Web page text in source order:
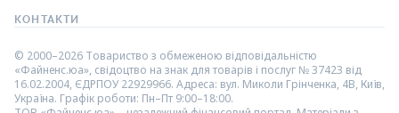
КОНТАКТИ
© 2000–2026 Товариство з обмеженою відповідальністю
«Файненс.юа», свідоцтво на знак для товарів і послуг № 37423 від
16.02.2004, ЄДРПОУ 22929966. Адреса: вул. Миколи Грінченка, 4В, Київ,
Україна. Графік роботи: Пн–Пт 9:00–18:00.